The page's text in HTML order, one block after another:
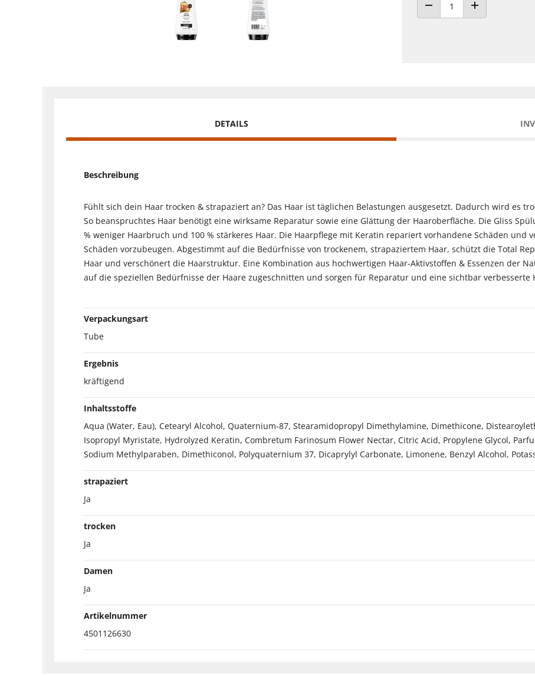
ANZAHL VERRINGERNANZAHL ERHÖHEN
DETAILS
Beschreibung
Fühlt sich dein Haar trocken & strapaziert an? Das Haar ist täglichen Belastungen ausgesetzt. Dadurch wird es
So beanspruchtes Haar benötigt eine wirksame Reparatur sowie eine Glättung der Haaroberfläche. Die Gliss
% weniger Haarbruch und 100 % stärkeres Haar. Die Haarpflege mit Keratin repariert vorhandene Schäden und
Schäden vorzubeugen. Abgestimmt auf die Bedürfnisse von trockenem, strapaziertem Haar, schützt die Total
Haar und verschönert die Haarstruktur. Eine Kombination aus hochwertigen Haar-Aktivstoffen & Essenzen der
auf die speziellen Bedürfnisse der Haare zugeschnitten und sorgen für Reparatur und eine sichtbar verbesserte
Verpackungsart
Tube
Ergebnis
kräftigend
Inhaltsstoffe
Aqua (Water, Eau), Cetearyl Alcohol, Quaternium-87, Stearamidopropyl Dimethylamine, Dimethicone,
Isopropyl Myristate, Hydrolyzed Keratin, Combretum Farinosum Flower Nectar, Citric Acid, Propylene Glycol,
Sodium Methylparaben, Dimethiconol, Polyquaternium 37, Dicaprylyl Carbonate, Limonene, Benzyl Alcohol,
strapaziert
Ja
trocken
Ja
Damen
Ja
Artikelnummer
4501126630